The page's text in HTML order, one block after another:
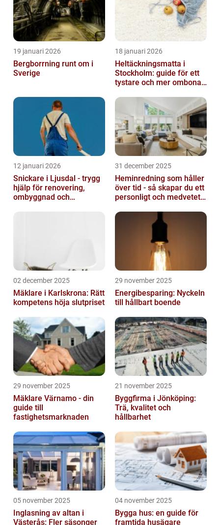
19 januari 2026
Bergborrning runt om i
Sverige
18 januari 2026
Heltäckningsmatta i
Stockholm: guide för ett
tystare och mer ombonat
12 januari 2026
Snickare i Ljusdal - trygg
hjälp för renovering,
ombyggnad och
31 december 2025
Heminredning som håller
över tid - så skapar du ett
personligt och medvetet
02 december 2025
Mäklare i Karlskrona: Rätt
kompetens höja slutpriset
29 november 2025
Energibesparing: Nyckeln
till hållbart boende
29 november 2025
Mäklare Värnamo - din
guide till
fastighetsmarknaden
21 november 2025
Byggfirma i Jönköping:
Trä, kvalitet och
hållbarhet
05 november 2025
Inglasning av altan i
Västerås: Fler säsonger
04 november 2025
Bygga hus: en guide för
framtida husägare